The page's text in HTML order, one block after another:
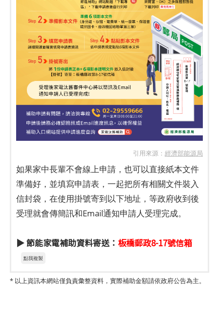
引用來源： 經濟部能源局
如果家中長輩不會線上申請，也可以直接紙本文件
準備好，並填寫申請表，一起把所有相關文件裝入
信封袋，在使用掛號寄到以下地址，等政府收到後
受理就會傳簡訊和Email通知申請人受理完成。
▶ 節能家電補助資料寄送： 板橋郵政8-17號信箱
點我複製
* 以上資訊本網站僅負責彙整資料，實際補助金額請依政府公告為主。